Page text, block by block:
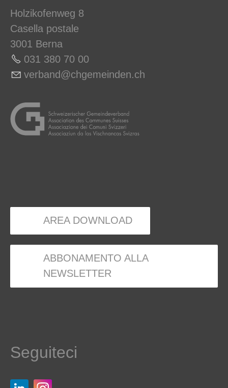
Holzikofenweg 8
Casella postale
3001 Berna
031 380 70 00
v rb nd chg m nd n ch
AREA DOWNLOAD
ABBONAMENTO ALLA
NEWSLETTER
Seguiteci